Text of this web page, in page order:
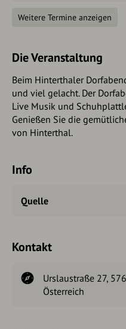
Weitere Termine anzeigen
Die Veranstaltung
Beim Hinterthaler
und viel gelacht. Der
Live Musik und
Genießen Sie die
von Hinterthal.
Info
Quelle
Kontakt
Urslaustraße 27,
Österreich